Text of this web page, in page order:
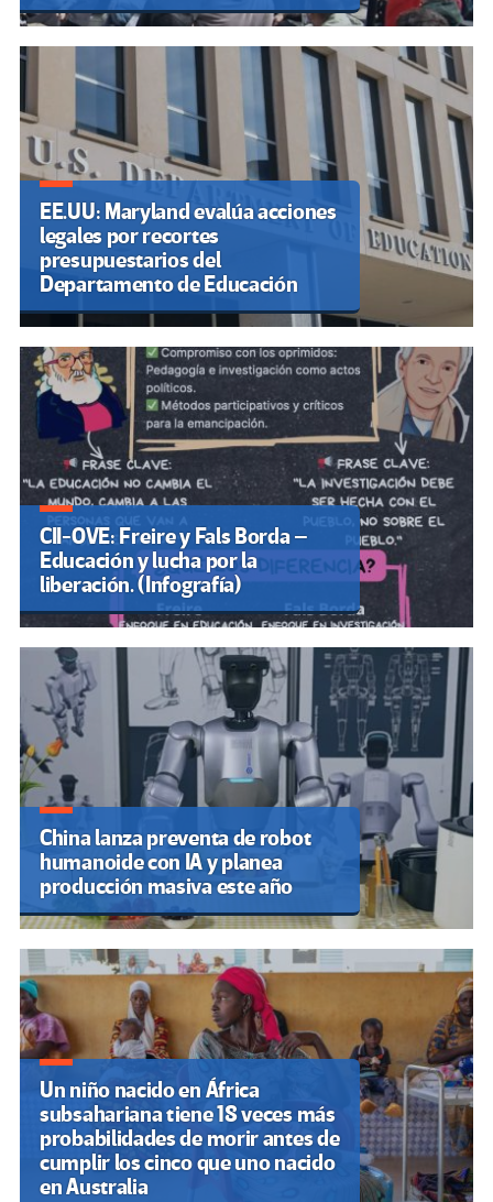
EE.UU: Maryland evalúa acciones
legales por recortes
presupuestarios del
Departamento de Educación
CII-OVE: Freire y Fals Borda –
Educación y lucha por la
liberación. (Infografía)
China lanza preventa de robot
humanoide con IA y planea
producción masiva este año
Un niño nacido en África
subsahariana tiene 18 veces más
probabilidades de morir antes de
cumplir los cinco que uno nacido
en Australia